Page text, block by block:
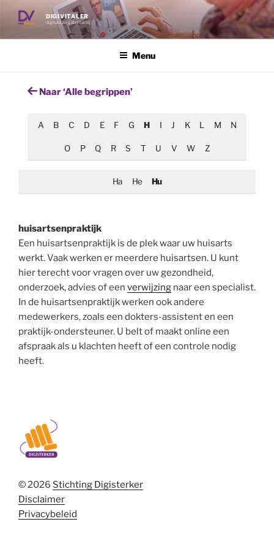
de
DIGIVITALER
digitale zorg dichterbij
Menu
Naar ‘Alle begrippen’
A B C D E F G H I J K L M N
O P Q R S T U V W Z
Ha He Hu
huisartsenpraktijk
Een huisartsenpraktijk is de plek waar uw huisarts
werkt. Vaak werken er meerdere huisartsen. U kunt
hier terecht voor vragen over uw gezondheid,
onderzoek, advies of een verwijzing naar een specialist.
In de huisartsenpraktijk werken ook andere
medewerkers, zoals een dokters-assistent en een
praktijk-ondersteuner. U belt of maakt online een
afspraak als u klachten heeft of een controle nodig
heeft.
© 2026 Stichting Digisterker
Disclaimer
Privacybeleid